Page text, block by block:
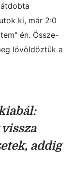
ki, már 2:0
én. Össze-
lövöldöztük a
addig